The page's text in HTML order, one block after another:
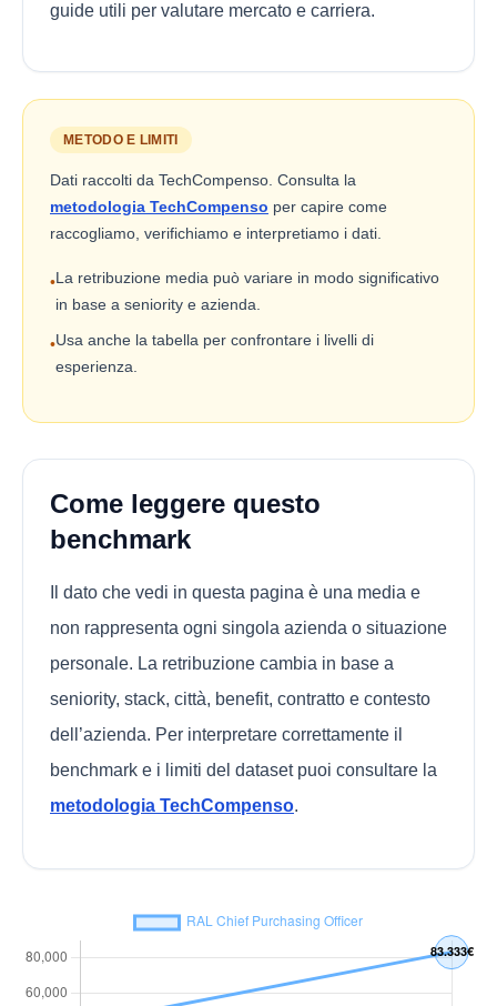
guide utili per valutare mercato e carriera.
METODO E LIMITI
Dati raccolti da TechCompenso. Consulta la
metodologia TechCompenso per capire come
raccogliamo, verifichiamo e interpretiamo i dati.
•La retribuzione media può variare in modo significativo
in base a seniority e azienda.
•Usa anche la tabella per confrontare i livelli di
esperienza.
Come leggere questo
benchmark
Il dato che vedi in questa pagina è una media e
non rappresenta ogni singola azienda o situazione
personale. La retribuzione cambia in base a
seniority, stack, città, benefit, contratto e contesto
dell’azienda. Per interpretare correttamente il
benchmark e i limiti del dataset puoi consultare la
metodologia TechCompenso.